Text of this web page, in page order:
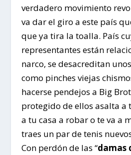
verdadero movimiento
va dar el giro a este país
que ya tira la toalla. País
representantes están
narco, se desacreditan
como pinches viejas
hacerse pendejos a Big
protegido de ellos asalta a
a tu casa a robar o te va a
traes un par de tenis
Con perdón de las “damas